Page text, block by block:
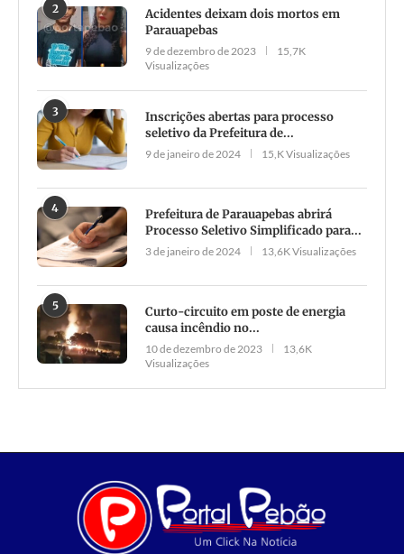
2
Acidentes deixam dois mortos em
Parauapebas
9 de dezembro de 2023
15,7K
Visualizações
3
Inscrições abertas para processo
seletivo da Prefeitura de...
9 de janeiro de 2024 15,K Visualizações
4
Prefeitura de Parauapebas abrirá
Processo Seletivo Simplificado para...
3 de janeiro de 2024 13,6K Visualizações
5
Curto-circuito em poste de energia
causa incêndio no...
10 de dezembro de 2023
13,6K
Visualizações